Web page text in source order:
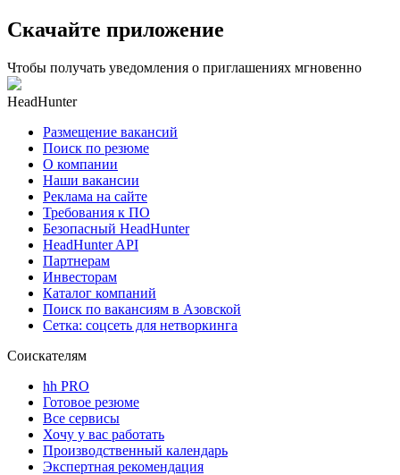
Скачайте приложение
Чтобы получать уведомления о приглашениях мгновенно
HeadHunter
Размещение вакансий
Поиск по резюме
О компании
Наши вакансии
Реклама на сайте
Требования к ПО
Безопасный HeadHunter
HeadHunter API
Партнерам
Инвесторам
Каталог компаний
Поиск по вакансиям в Азовской
Сетка: соцсеть для нетворкинга
Соискателям
hh PRO
Готовое резюме
Все сервисы
Хочу у вас работать
Производственный календарь
Экспертная рекомендация